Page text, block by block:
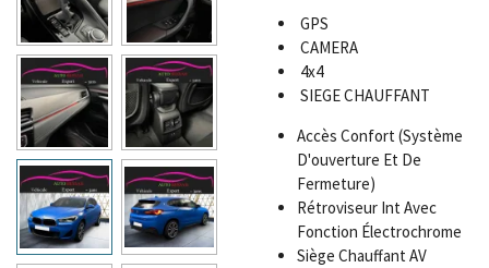
GPS
CAMERA
4x4
SIEGE CHAUFFANT
Accès Confort (Système
D'ouverture Et De
Fermeture)
Rétroviseur Int Avec
Fonction Électrochrome
Siège Chauffant AV